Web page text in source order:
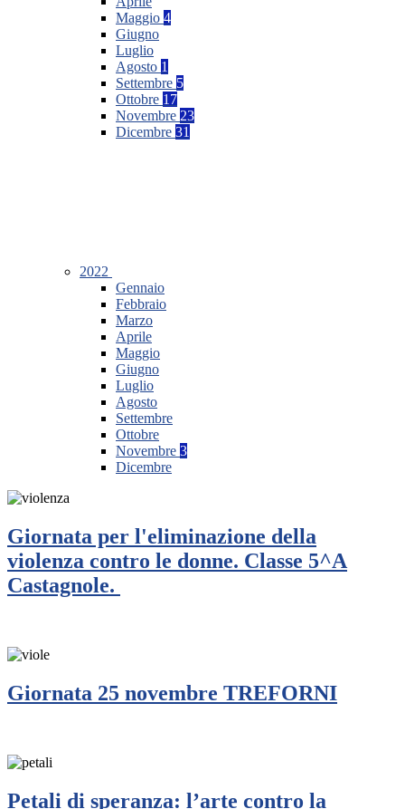
Maggio 4
Giugno
Luglio
Agosto 1
Settembre 5
Ottobre 17
Novembre 23
Dicembre 31
2022
Gennaio
Febbraio
Marzo
Aprile
Maggio
Giugno
Luglio
Agosto
Settembre
Ottobre
Novembre 3
Dicembre
Giornata per l'eliminazione della
violenza contro le donne. Classe 5^A
Castagnole.
Giornata 25 novembre TREFORNI
Petali di speranza: l’arte contro la